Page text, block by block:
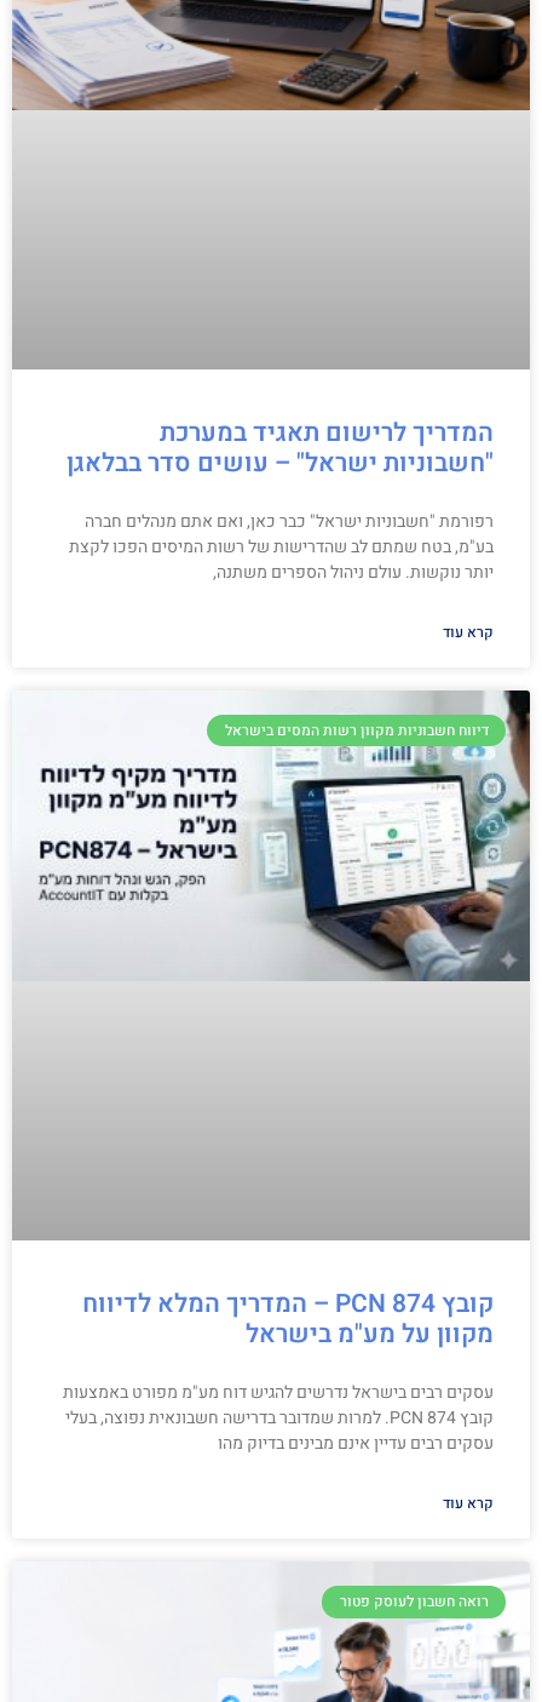
המדריך לרישום תאגיד במערכת
"חשבוניות ישראל" – עושים סדר בבלאגן
רפורמת "חשבוניות ישראל" כבר כאן, ואם אתם מנהלים חברה
בע"מ, בטח שמתם לב שהדרישות של רשות המיסים הפכו לקצת
יותר נוקשות. עולם ניהול הספרים משתנה,
קרא עוד
דיווח חשבוניות מקוון רשות המסים בישראל
קובץ PCN 874 – המדריך המלא לדיווח
מקוון על מע"מ בישראל
עסקים רבים בישראל נדרשים להגיש דוח מע"מ מפורט באמצעות
קובץ PCN 874. למרות שמדובר בדרישה חשבונאית נפוצה, בעלי
עסקים רבים עדיין אינם מבינים בדיוק מהו
קרא עוד
רואה חשבון לעוסק פטור